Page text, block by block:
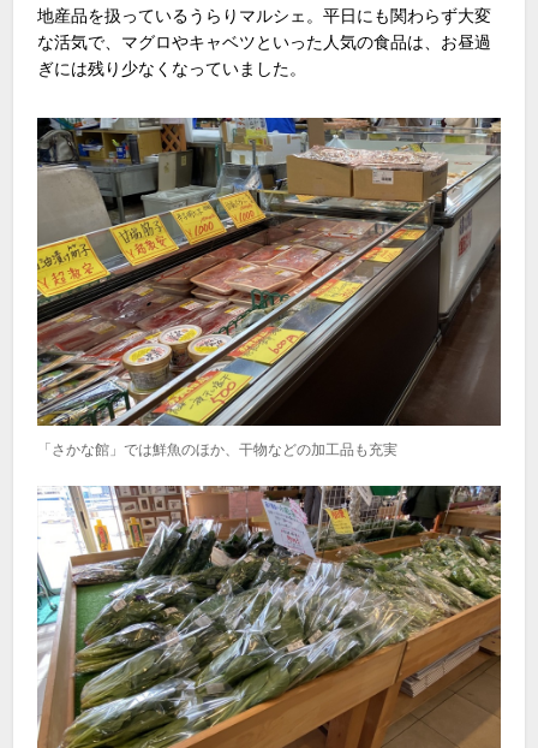
地産品を扱っているうらりマルシェ。平日にも関わらず大変
な活気で、マグロやキャベツといった人気の食品は、お昼過
ぎには残り少なくなっていました。
「さかな館」では鮮魚のほか、干物などの加工品も充実